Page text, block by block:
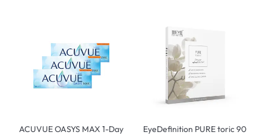
ACUVUE OASYS MAX 1-Day
EyeDefinition PURE toric 90